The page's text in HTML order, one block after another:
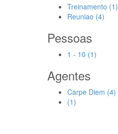
Treinamento (1)
Reuniao (4)
Pessoas
1 - 10 (1)
Agentes
Carpe Diem (4)
(1)